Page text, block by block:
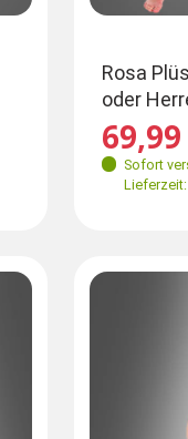
L-XL 50-52
Rosa
oder
Sofort
M-